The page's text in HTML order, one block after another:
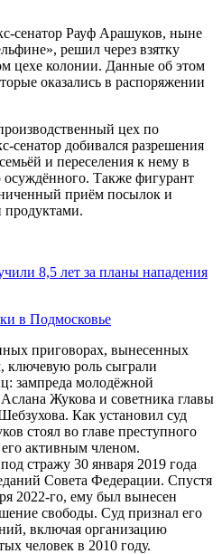
сенатор Рауф Арашуков, ныне
решил через взятку
цехе колонии. Данные об этом
оказались в распоряжении
цех по
сенатор добивался разрешения
и переселения к нему в
Также фигурант
приём посылок и
8,5 лет за планы нападения
в Подмосковье
приговорах, вынесенных
роль сыграли
зампреда молодёжной
Жукова и советника главы
Как установил суд
стоял во главе преступного
активным членом.
стражу 30 января 2019 года
Совета Федерации. Спустя
2022-го, ему был вынесен
свободы. Суд признал его
включая организацию
человек в 2010 году.